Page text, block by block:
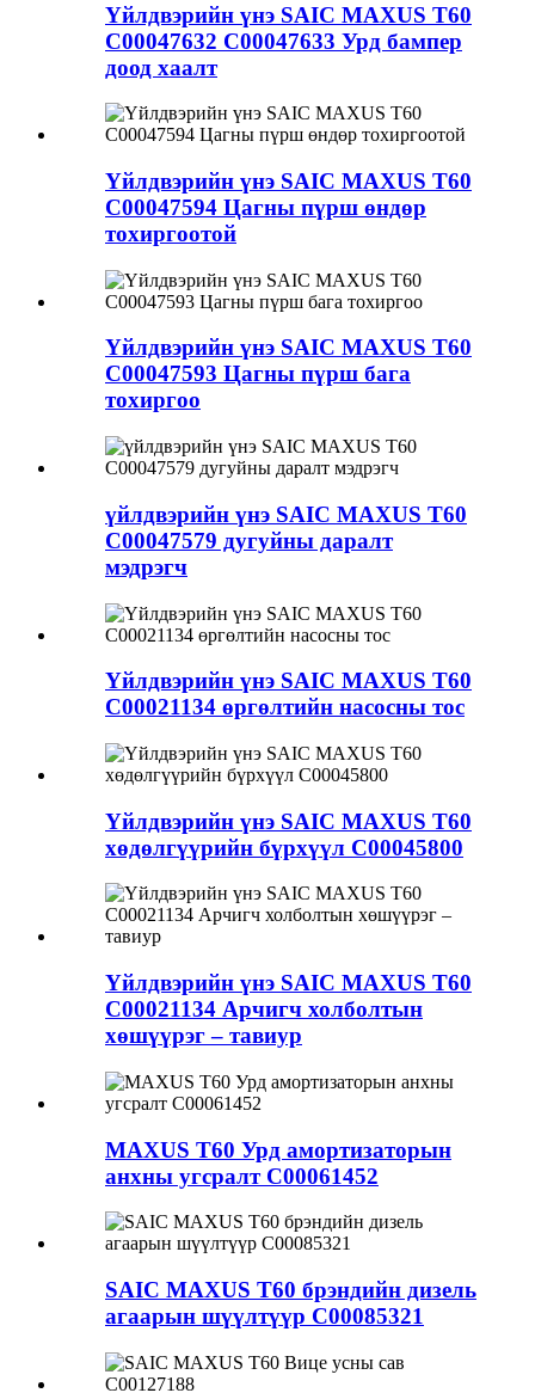
Үйлдвэрийн үнэ SAIC MAXUS T60
C00047632 C00047633 Урд бампер
доод хаалт
Үйлдвэрийн үнэ SAIC MAXUS T60
C00047594 Цагны пүрш өндөр
тохиргоотой
Үйлдвэрийн үнэ SAIC MAXUS T60
C00047593 Цагны пүрш бага
тохиргоо
үйлдвэрийн үнэ SAIC MAXUS T60
C00047579 дугуйны даралт
мэдрэгч
Үйлдвэрийн үнэ SAIC MAXUS T60
C00021134 өргөлтийн насосны тос
Үйлдвэрийн үнэ SAIC MAXUS T60
хөдөлгүүрийн бүрхүүл C00045800
Үйлдвэрийн үнэ SAIC MAXUS T60
C00021134 Арчигч холболтын
хөшүүрэг – тавиур
MAXUS T60 Урд амортизаторын
анхны угсралт C00061452
SAIC MAXUS T60 брэндийн дизель
агаарын шүүлтүүр C00085321